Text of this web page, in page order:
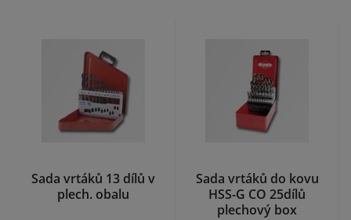
Sada vrtáků 13 dílů v
plech. obalu
Sada vrtáků do kovu
HSS-G CO 25dílů
plechový box